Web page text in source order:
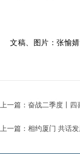
文稿、图片：张愉婧
上一篇：奋战二季度丨四
上一篇：相约厦门 共话